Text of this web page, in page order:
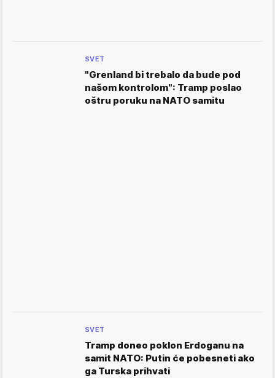
SVET
"Grenland bi trebalo da bude pod
našom kontrolom": Tramp poslao
oštru poruku na NATO samitu
SVET
Tramp doneo poklon Erdoganu na
samit NATO: Putin će pobesneti ako
ga Turska prihvati